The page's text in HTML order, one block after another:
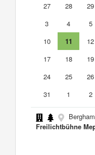
27
28 29
3
4 5
10
11 12
17
18 19
24
25 26
31
1 2
Freilichtbühne